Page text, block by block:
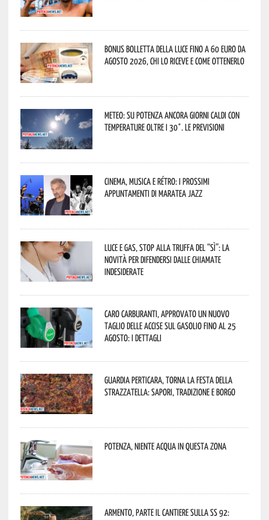
Bonus bolletta della luce fino a 60 euro da
agosto 2026, chi lo riceve e come ottenerlo
Meteo: su Potenza ancora giorni caldi con
temperature oltre i 30°. Le previsioni
Cinema, musica e rétro: i prossimi
appuntamenti di Maratea Jazz
Luce e gas, stop alla truffa del “Sì”: la
novità per difendersi dalle chiamate
indesiderate
Caro carburanti, approvato un nuovo
taglio delle accise sul gasolio fino al 25
agosto: i dettagli
Guardia Perticara, torna la Festa della
Strazzatella: sapori, tradizione e borgo
Potenza, niente acqua in questa zona
Armento, parte il cantiere sulla SS 92: